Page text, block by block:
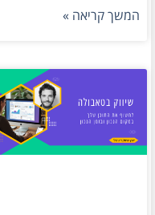
המשך קריאה »